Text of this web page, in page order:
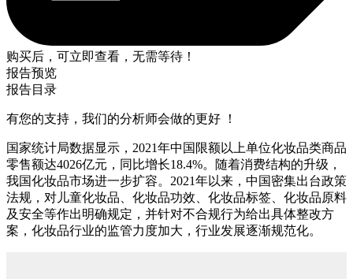
购买后，可立即查看，无需等待！
报告预览
报告目录
有您的支持，我们的分析师会做的更好 ！
国家统计局数据显示，2021年中国限额以上单位化妆品类商品
零售额达4026亿元，同比增长18.4%。随着消费结构的升级，
我国化妆品市场进一步扩容。2021年以来，中国密集出台政策
法规，对儿童化妆品、化妆品功效、化妆品标签、化妆品原料
及安全等作出明确规定，并针对不合规行为给出具体整改方
案，化妆品行业的监管力度加大，行业发展逐渐规范化。